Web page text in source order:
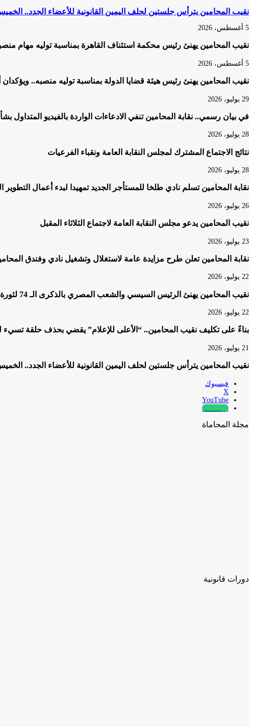
نقيب المحامين يترأس جلستين لحلف اليمين القانونية للأعضاء الجدد..
5 أغسطس، 2026
نقيب المحامين يهنئ رئيس محكمة استئناف القاهرة بمناسبة توليه مهام
5 أغسطس، 2026
نقيب المحامين يهنئ رئيس هيئة قضايا الدولة بمناسبة توليه منصبه..
29 يوليو، 2026
في بيان رسمي.. نقابة المحامين تنفي الادعاءات الواردة بالفيديو المتداول
28 يوليو، 2026
نتائج الاجتماع المشترك لمجلس النقابة العامة ونقباء الفرعيات
28 يوليو، 2026
نقابة المحامين تسلم نادي طلخا للمستأجر الجديد تمهيدا لبدء أعمال التطوير
26 يوليو، 2026
نقيب المحامين يدعو مجلس النقابة العامة لاجتماع الثلاثاء المقبل
23 يوليو، 2026
نقابة المحامين تعلن طرح مزايدة عامة لاستغلال وتشغيل نادي وفندق
22 يوليو، 2026
نقيب المحامين يهنئ الرئيس السيسي والشعب المصري بالذكرى الـ 74 لثورة 23 يوليو المجيدة
22 يوليو، 2026
بناءً على تكليف نقيب المحامين.. “الأعلى للإعلام” يقضي بحذف حلقة تسيء
21 يوليو، 2026
نقيب المحامين يترأس جلستين لحلف اليمين القانونية للأعضاء الجدد..
فيسبوك
‫X
‫YouTube
whatsapp
مجلة المحاماة
دورات قانونية